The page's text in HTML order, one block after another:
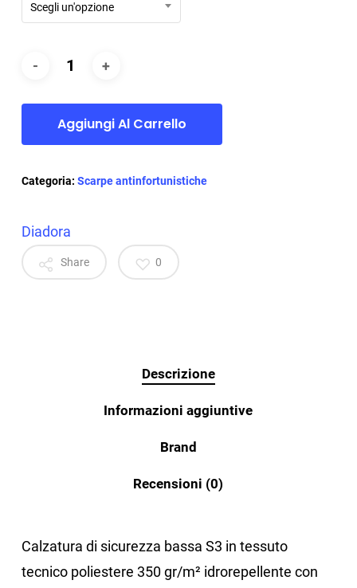
Scegli un'opzione
Aggiungi Al Carrello
Categoria: Scarpe antinfortunistiche
Diadora
Share 0
Descrizione
Informazioni aggiuntive
Brand
Recensioni (0)
Calzatura di sicurezza bassa S3 in tessuto
tecnico poliestere 350 gr/m² idrorepellente con